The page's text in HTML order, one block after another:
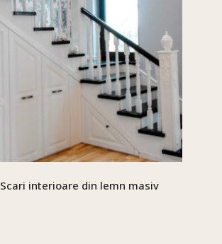
Scari interioare din lemn masiv